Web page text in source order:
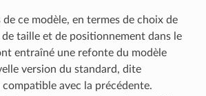
de ce modèle, en termes de choix de
de taille et de positionnement dans le
entraîné une refonte du modèle
version du standard, dite
compatible avec la précédente.